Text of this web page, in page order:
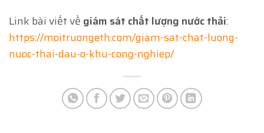
Link bài viết về giám sát chất lượng nước thải:
https://moitruongeth.com/giam-sat-chat-luong-
nuoc-thai-dau-o-khu-cong-nghiep/